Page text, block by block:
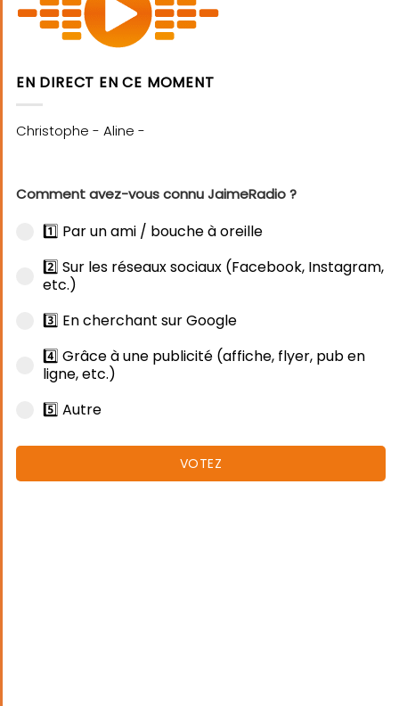
EN DIRECT EN CE MOMENT
Comment avez-vous connu JaimeRadio ?
1️⃣ Par un ami / bouche à oreille
2️⃣ Sur les réseaux sociaux (Facebook, Instagram,
etc.)
3️⃣ En cherchant sur Google
4️⃣ Grâce à une publicité (affiche, flyer, pub en
ligne, etc.)
5️⃣ Autre
VOTEZ